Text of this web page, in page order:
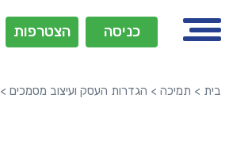
כניסה הצטרפות
בית > תמיכה> הגדרות העסק ועיצוב מסמכים>